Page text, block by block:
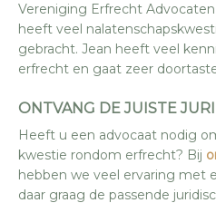
Vereniging Erfrecht
heeft veel
gebracht. Jean heeft veel
erfrecht en gaat zeer
ONTVANG DE JUISTE
Heeft u een advocaat nodig
kwestie rondom erfrecht? Bij
hebben we veel ervaring met
daar graag de passende